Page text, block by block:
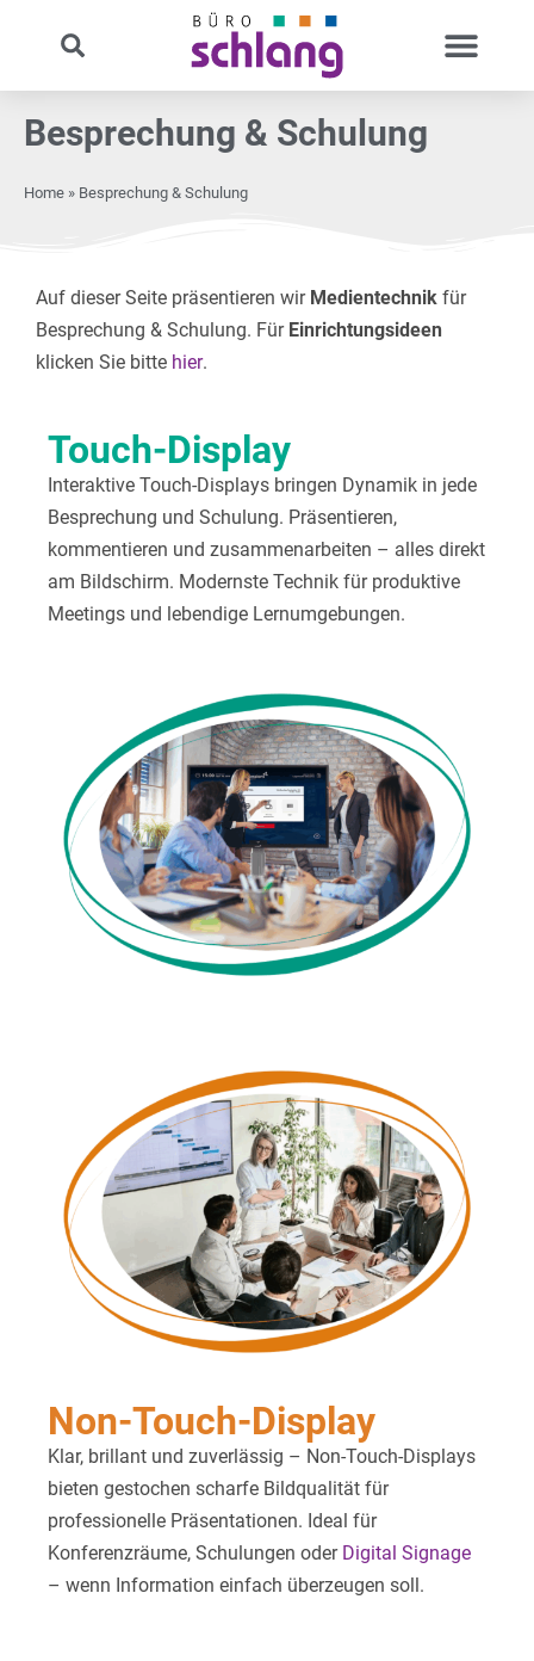
Besprechung & Schulung
Home » Besprechung & Schulung
Auf dieser Seite präsentieren wir Medientechnik für
Besprechung & Schulung. Für Einrichtungsideen
klicken Sie bitte hier.
Touch-Display
Interaktive Touch-Displays bringen Dynamik in jede
Besprechung und Schulung. Präsentieren,
kommentieren und zusammenarbeiten – alles direkt
am Bildschirm. Modernste Technik für produktive
Meetings und lebendige Lernumgebungen.
Non-Touch-Display
Klar, brillant und zuverlässig – Non-Touch-Displays
bieten gestochen scharfe Bildqualität für
professionelle Präsentationen. Ideal für
Konferenzräume, Schulungen oder Digital Signage
– wenn Information einfach überzeugen soll.